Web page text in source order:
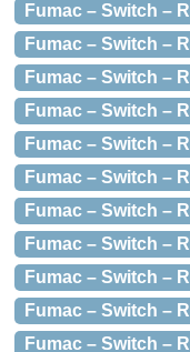
Fumac – Switch –
Fumac – Switch –
Fumac – Switch –
Fumac – Switch –
Fumac – Switch –
Fumac – Switch –
Fumac – Switch –
Fumac – Switch –
Fumac – Switch –
Fumac – Switch –
Fumac – Switch –